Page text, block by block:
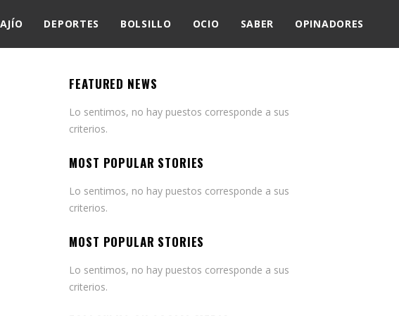
DEPORTES BOLSILLO OCIO SABER OPINADORES
FEATURED NEWS
Lo sentimos, no hay puestos corresponde a sus
criterios.
MOST POPULAR STORIES
Lo sentimos, no hay puestos corresponde a sus
criterios.
MOST POPULAR STORIES
Lo sentimos, no hay puestos corresponde a sus
criterios.